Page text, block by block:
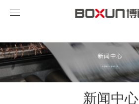
永利总站·(中国)集团
新闻中心